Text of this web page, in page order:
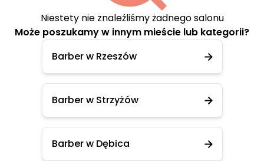
Niestety nie znaleźliśmy żadnego salonu
Może poszukamy w innym mieście lub kategorii?
Barber w Rzeszów
Barber w Strzyżów
Barber w Dębica